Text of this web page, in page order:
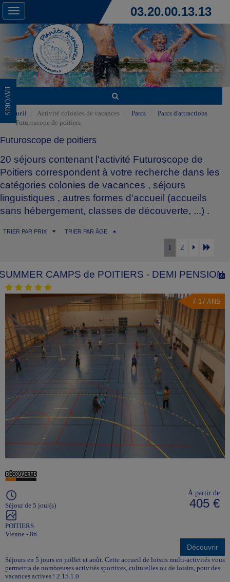
Toggle
navigation
03.20.00.13.13
FAVORIS
Accueil Activité colonies de vacances Parcs
Parcs d'attractions
Futuroscope de poitiers
Futuroscope de poitiers
20 séjours contenant l'activité Futuroscope de
Poitiers correspondent à votre recherche dans les
catégories colonies de vacances , séjours
linguistiques , autres formes d'accueil (accueils
sans hébergement, classes de découverte, ...) .
TRIER PAR PRIX TRIER PAR ÂGE
1 2
CAMPS de POITIERS - DEMI PENSION
7-17 ANS
Séjour de 5 jour(s)
POITIERS
Vienne - 86
À partir de
405 €
Découvrir
Séjours en 5 jours en juillet et août. Cette accueil de loisirs multi-activités vous
permettra de nombreuses activités sportives, culturelles ou de loisirs, pour des
vacances actives ! 2.15.1.0